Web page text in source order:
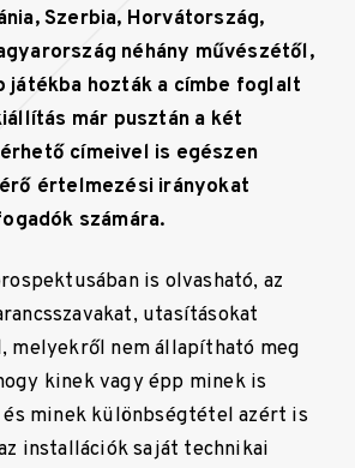
Szerbia, Horvátország,
néhány művészétől,
játékba hozták a címbe foglalt
már pusztán a két
címeivel is egészen
értelmezési irányokat
számára.
is olvasható, az
utasításokat
melyekről nem állapítható meg
kinek vagy épp minek is
és minek különbségtétel azért is
installációk saját technikai